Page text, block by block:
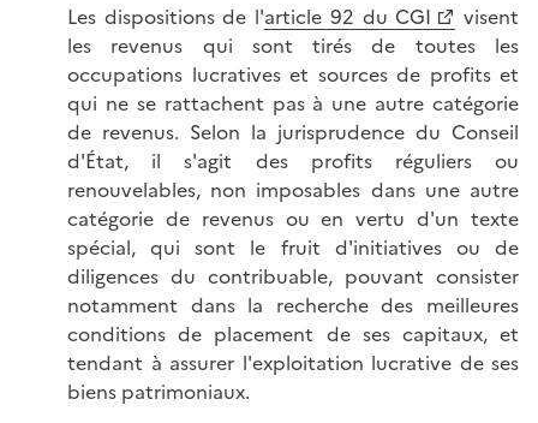
Les dispositions de l'article 92 du CGI
visent
les revenus qui sont tirés de toutes les
occupations lucratives et sources de profits et
qui ne se rattachent pas à une autre catégorie
de revenus. Selon la jurisprudence du Conseil
d'État, il s'agit des profits réguliers ou
renouvelables, non imposables dans une autre
catégorie de revenus ou en vertu d'un texte
spécial, qui sont le fruit d'initiatives ou de
diligences du contribuable, pouvant consister
notamment dans la recherche des meilleures
conditions de placement de ses capitaux, et
tendant à assurer l'exploitation lucrative de ses
biens patrimoniaux.